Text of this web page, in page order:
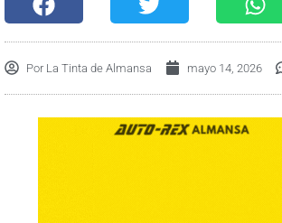
Por La Tinta de Almansa mayo 14, 2026